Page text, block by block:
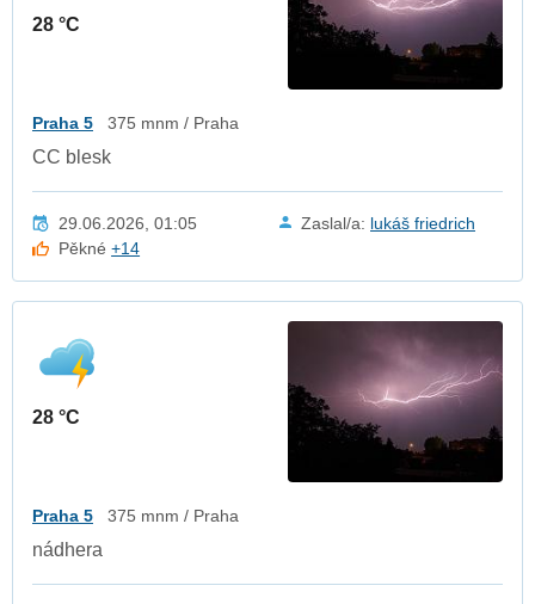
28 °C
Praha 5 375 mnm / Praha
CC blesk
29.06.2026, 01:05 Zaslal/a: lukáš friedrich
Pěkné+14
28 °C
Praha 5 375 mnm / Praha
nádhera